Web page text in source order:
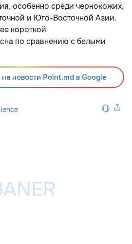
особенно среди чернокожих,
и Юго-Восточной Азии.
короткой
по сравнению с белыми
новости Point.md в Google